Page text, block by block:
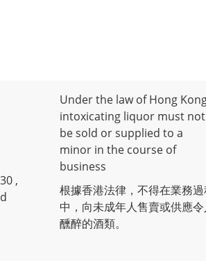
,
Under the law of Hong
intoxicating liquor must not
be sold or supplied to a
minor in the course of
business
根據香港法律，不得在業務過
中，向未成年人售賣或供應令
醺醉的酒類。